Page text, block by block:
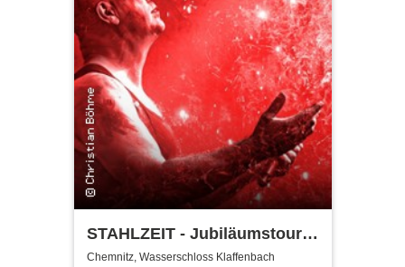
STAHLZEIT - Jubiläumstour
20 Plus
Chemnitz, Wasserschloss Klaffenbach